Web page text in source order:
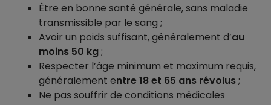
Être en bonne santé générale, sans maladie
transmissible par le sang ;
Avoir un poids suffisant, généralement d’au
moins 50 kg;
Respecter l’âge minimum et maximum requis,
généralement entre 18 et 65 ans révolus;
Ne pas souffrir de conditions médicales